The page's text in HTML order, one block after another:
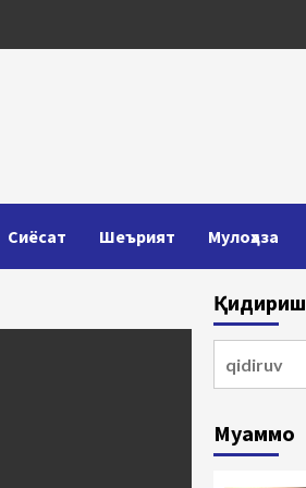
Сиёсат Шеърият Мулоҳаза
Қидириш
Муаммо